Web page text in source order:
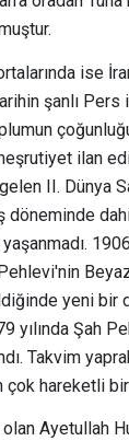
ise
şanlı
ilan
II. Dünya
döneminde
yeni bir
yılında Şah
Takvim
hareketli bir
Ayetullah